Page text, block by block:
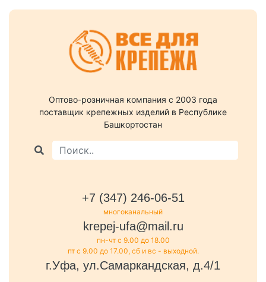
Оптово-розничная компания c 2003 года
поставщик крепежных изделий в Республике
Башкортостан
+7 (347) 246-06-51
многоканальный
krepej-ufa@mail.ru
пн-чт с 9.00 до 18.00
пт с 9.00 до 17.00, сб и вс - выходной.
г.Уфа, ул.Самаркандская, д.4/1